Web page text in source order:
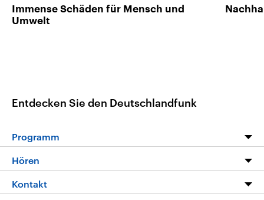
Immense Schäden für Mensch und
Umwelt
Entdecken Sie den Deutschlandfunk
Programm
Programm
Die Nachrichten
Hören
Livestream
Kontakt